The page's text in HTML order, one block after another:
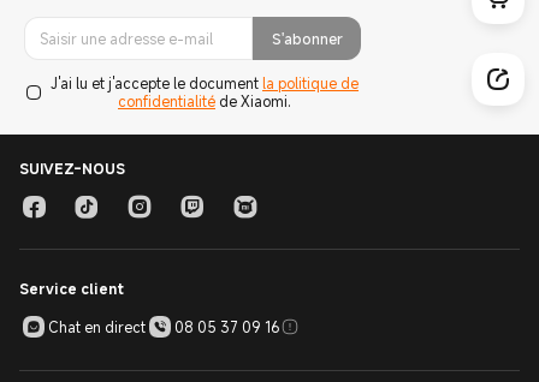
S'abonner
J'ai lu et j'accepte le documentla politique de
confidentialité de Xiaomi.
SUIVEZ-NOUS
Service client
Chat en direct
08 05 37 09 16